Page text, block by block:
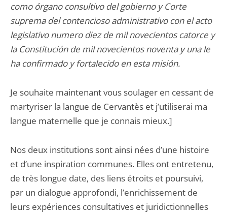
como órgano consultivo del gobierno y Corte
suprema del contencioso administrativo con el acto
legislativo numero diez de mil novecientos catorce y
la Constitución de mil novecientos noventa y una le
ha confirmado y fortalecido en esta misión.
Je souhaite maintenant vous soulager en cessant de
martyriser la langue de Cervantès et j’utiliserai ma
langue maternelle que je connais mieux.]
Nos deux institutions sont ainsi nées d’une histoire
et d’une inspiration communes. Elles ont entretenu,
de très longue date, des liens étroits et poursuivi,
par un dialogue approfondi, l’enrichissement de
leurs expériences consultatives et juridictionnelles